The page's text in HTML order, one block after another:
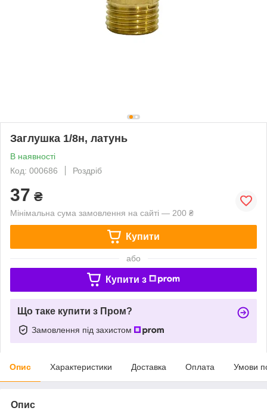
Заглушка 1/8н, латунь
В наявності
Код: 000686
Роздріб
37 ₴
Мінімальна сума замовлення на сайті — 200 ₴
Купити
або
Купити з
Що таке купити з Пром?
Замовлення під захистом
Опис Характеристики Доставка Оплата Умови
Опис